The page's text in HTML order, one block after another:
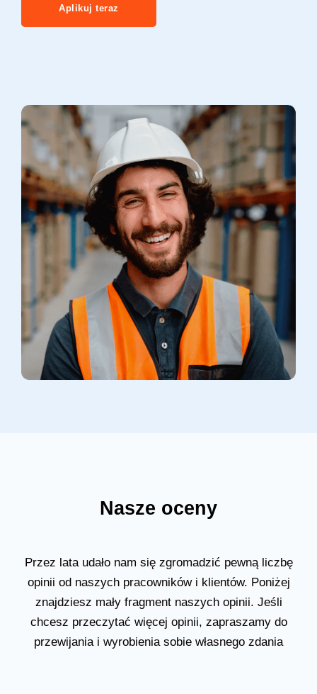
Aplikuj teraz
Nasze oceny
Przez lata udało nam się zgromadzić pewną liczbę
opinii od naszych pracowników i klientów. Poniżej
znajdziesz mały fragment naszych opinii. Jeśli
chcesz przeczytać więcej opinii, zapraszamy do
przewijania i wyrobienia sobie własnego zdania